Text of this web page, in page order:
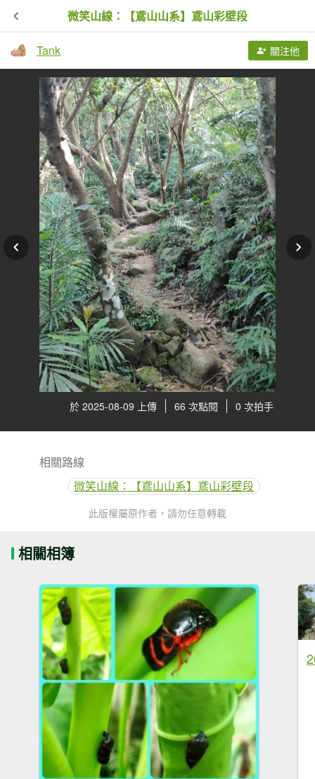
微笑山線：【鳶山山系】鳶山彩壁段
Tank 關注他
於 2025-08-09 上傳 66 次點閱 0 次拍手
相關路線
微笑山線：【鳶山山系】鳶山彩壁段
此版權屬原作者，請勿任意轉載
相關相簿